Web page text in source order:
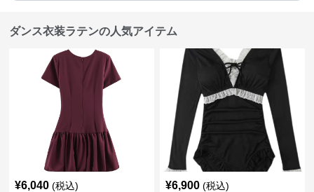
ダンス衣装ラテンの人気アイテム
¥6,040 (税込) ¥6,900 (税込)